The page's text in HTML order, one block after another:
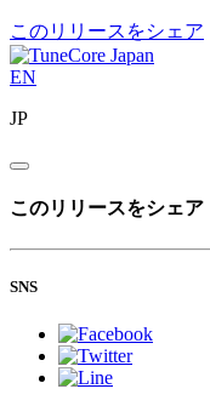
このリリースをシェア
EN
JP
このリリースをシェア
SNS